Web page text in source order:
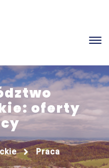
oferty
Praca